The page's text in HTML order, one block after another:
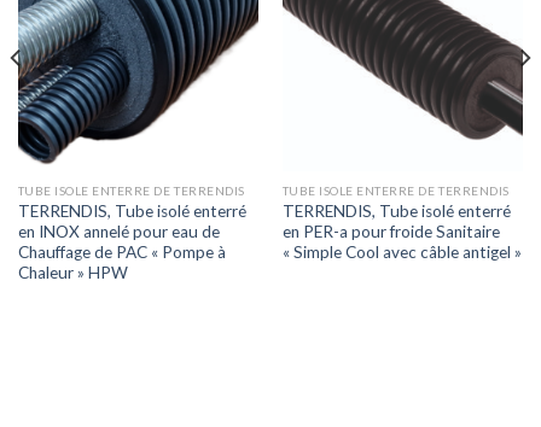
TUBE ISOLE ENTERRE DE TERRENDIS
TERRENDIS, Tube isolé enterré
en INOX annelé pour eau de
Chauffage de PAC « Pompe à
Chaleur » HPW
TUBE ISOLE ENTERRE DE TERRENDIS
TERRENDIS, Tube isolé enterré
en PER-a pour froide Sanitaire
« Simple Cool avec câble antigel »